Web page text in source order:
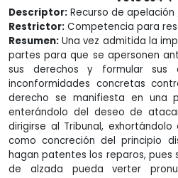
Descriptor: Recurso de apelación
Restrictor: Competencia para
Resumen: Una vez admitida la
partes para que se apersonen
sus derechos y formular sus
inconformidades concretas
derecho se manifiesta en una
enterándolo del deseo de
dirigirse al Tribunal,
como concreción del principio
hagan patentes los reparos, pues
de alzada pueda verter